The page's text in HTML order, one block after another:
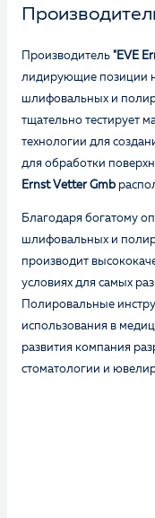
Производитель "EVE
лидирующие позиции
шлифовальных и
тщательно тестирует
технологии для
для обработки
Ernst Vetter Gmb
Благодаря богатому
шлифовальных и
производит
условиях для самых
Полировальные
использования в
развития компания
стоматологии и